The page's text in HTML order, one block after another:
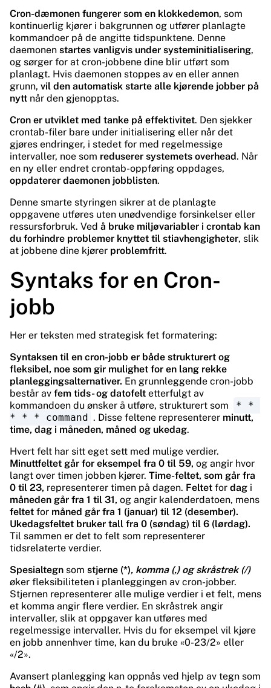
Cron-dæmonen fungerer som en klokkedemon, som
kontinuerlig kjører i bakgrunnen og utfører planlagte
kommandoer på de angitte tidspunktene. Denne
daemonen startes vanligvis under systeminitialisering,
og sørger for at cron-jobbene dine blir utført som
planlagt. Hvis daemonen stoppes av en eller annen
grunn, vil den automatisk starte alle kjørende jobber på
nytt når den gjenopptas.
Cron er utviklet med tanke på effektivitet. Den sjekker
crontab-filer bare under initialisering eller når det
gjøres endringer, i stedet for med regelmessige
intervaller, noe som reduserer systemets overhead. Når
en ny eller endret crontab-oppføring oppdages,
oppdaterer daemonen jobblisten.
Denne smarte styringen sikrer at de planlagte
oppgavene utføres uten unødvendige forsinkelser eller
ressursforbruk. Ved å bruke miljøvariabler i crontab kan
du forhindre problemer knyttet til stiavhengigheter, slik
at jobbene dine kjører problemfritt.
Syntaks for en Cron-
jobb
Her er teksten med strategisk fet formatering:
Syntaksen til en cron-jobb er både strukturert og
fleksibel, noe som gir mulighet for en lang rekke
planleggingsalternativer. En grunnleggende cron-jobb
består av fem tids- og datofelt etterfulgt av
kommandoen du ønsker å utføre, strukturert som
* *
* * * command . Disse feltene representerer minutt,
time, dag i måneden, måned og ukedag.
Hvert felt har sitt eget sett med mulige verdier.
Minuttfeltet går for eksempel fra 0 til 59, og angir hvor
langt over timen jobben kjører. Time-feltet, som går fra
0 til 23, representerer timen på dagen. Feltet for dag i
måneden går fra 1 til 31, og angir kalenderdatoen, mens
feltet for måned går fra 1 (januar) til 12 (desember).
Ukedagsfeltet bruker tall fra 0 (søndag) til 6 (lørdag).
Til sammen er det to felt som representerer
tidsrelaterte verdier.
Spesialtegn som stjerne (*), komma (,) og skråstrek (/)
øker fleksibiliteten i planleggingen av cron-jobber.
Stjernen representerer alle mulige verdier i et felt, mens
et komma angir flere verdier. En skråstrek angir
intervaller, slik at oppgaver kan utføres med
regelmessige intervaller. Hvis du for eksempel vil kjøre
en jobb annenhver time, kan du bruke «0-23/2» eller
«/2».
Avansert planlegging kan oppnås ved hjelp av tegn som